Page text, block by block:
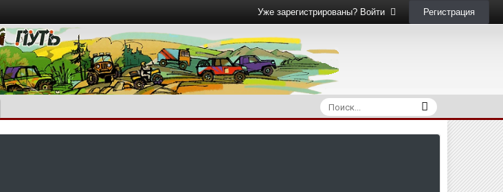
Уже зарегистрированы? Войти Регистрация